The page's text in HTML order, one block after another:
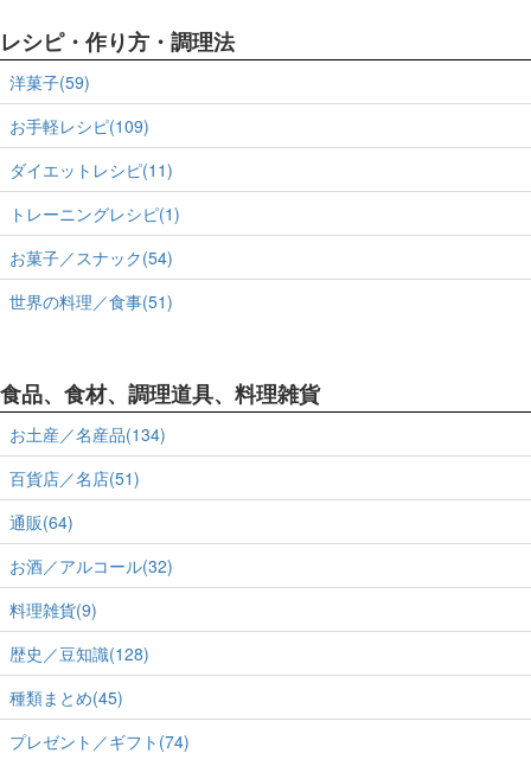
レシピ・作り方・調理法
洋菓子(59)
お手軽レシピ(109)
ダイエットレシピ(11)
トレーニングレシピ(1)
お菓子／スナック(54)
世界の料理／食事(51)
食品、食材、調理道具、料理雑貨
お土産／名産品(134)
百貨店／名店(51)
通販(64)
お酒／アルコール(32)
料理雑貨(9)
歴史／豆知識(128)
種類まとめ(45)
プレゼント／ギフト(74)